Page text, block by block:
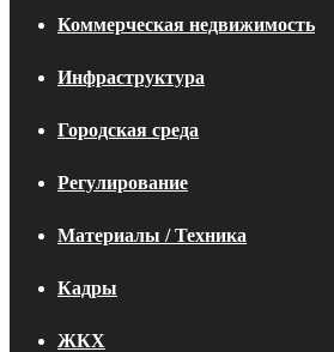
Коммерческая недвижимость
Инфраструктура
Городская среда
Регулирование
Материалы / Техника
Кадры
ЖКХ